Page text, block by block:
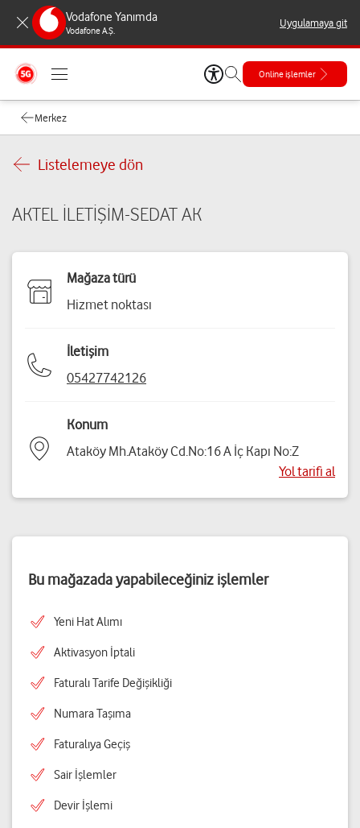
Vodafone Yanımda
Vodafone A.Ş.
Uygulamaya git
Online işlemler
Merkez
Listelemeye dön
AKTEL İLETİŞİM-SEDAT AK
Mağaza türü
Hizmet noktası
İletişim
05427742126
Konum
Ataköy Mh.Ataköy Cd.No:16 A İç Kapı No:Z
Yol tarifi al
Bu mağazada yapabileceğiniz işlemler
Yeni Hat Alımı
Aktivasyon İptali
Faturalı Tarife Değişikliği
Numara Taşıma
Faturalıya Geçiş
Sair İşlemler
Devir İşlemi